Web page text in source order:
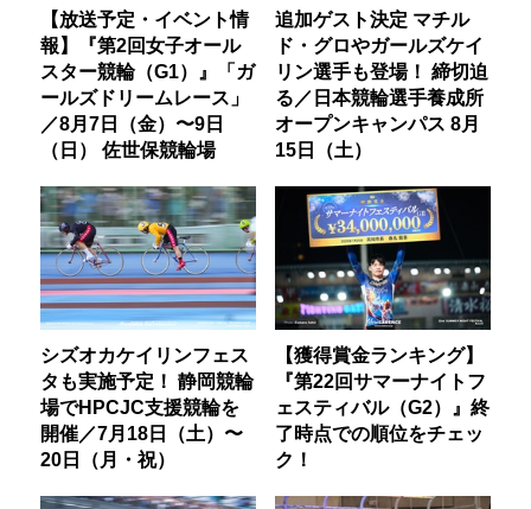
【放送予定・イベント情
報】『第2回女子オール
スター競輪（G1）』「ガ
ールズドリームレース」
／8月7日（金）〜9日
（日） 佐世保競輪場
追加ゲスト決定 マチル
ド・グロやガールズケイ
リン選手も登場！ 締切迫
る／日本競輪選手養成所
オープンキャンパス 8月
15日（土）
シズオカケイリンフェス
タも実施予定！ 静岡競輪
場でHPCJC支援競輪を
開催／7月18日（土）〜
20日（月・祝）
【獲得賞金ランキング】
『第22回サマーナイトフ
ェスティバル（G2）』終
了時点での順位をチェッ
ク！